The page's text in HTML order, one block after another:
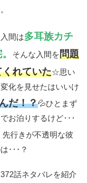
間は多耳族カチ
そんな入間を問題
れていた☆思い
化を見せたはいいけ
だ！？💦ひとまず
お泊りするけど･･･
先行きが不透明な彼
･･･？
話ネタバレを紹介